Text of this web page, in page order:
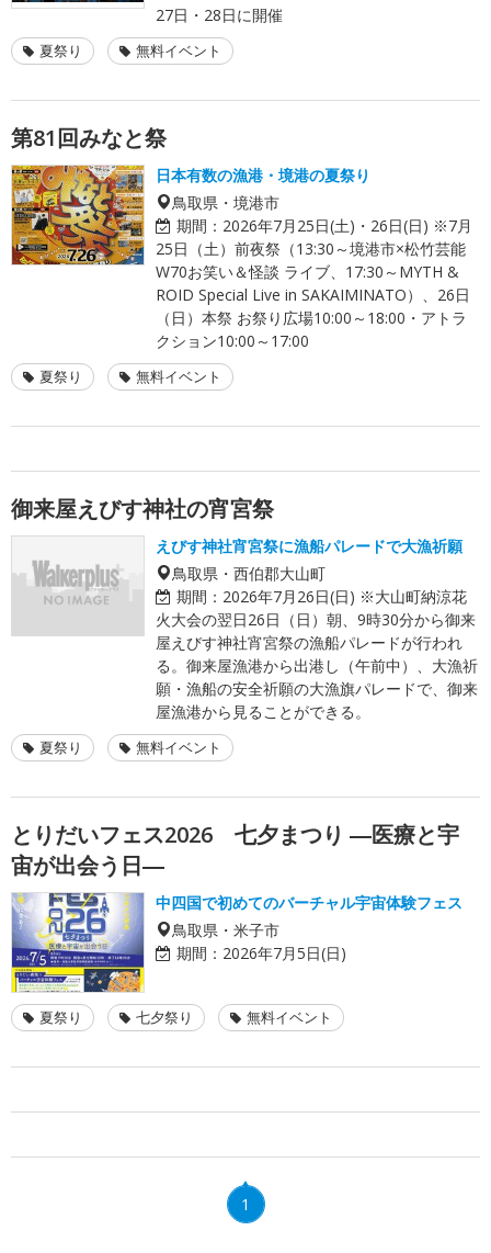
27日・28日に開催
夏祭り 無料イベント
第81回みなと祭
日本有数の漁港・境港の夏祭り
鳥取県・境港市
期間： 2026年7月25日(土)・26日(日) ※7月
25日（土）前夜祭（13:30～境港市×松竹芸能
W70お笑い＆怪談 ライブ、17:30～MYTH &
ROID Special Live in SAKAIMINATO）、26日
（日）本祭 お祭り広場10:00～18:00・アトラ
クション10:00～17:00
夏祭り 無料イベント
御来屋えびす神社の宵宮祭
えびす神社宵宮祭に漁船パレードで大漁祈願
鳥取県・西伯郡大山町
期間： 2026年7月26日(日) ※大山町納涼花
火大会の翌日26日（日）朝、9時30分から御来
屋えびす神社宵宮祭の漁船パレードが行われ
る。御来屋漁港から出港し（午前中）、大漁祈
願・漁船の安全祈願の大漁旗パレードで、御来
屋漁港から見ることができる。
夏祭り 無料イベント
とりだいフェス2026 七夕まつり ―医療と宇
宙が出会う日―
中四国で初めてのバーチャル宇宙体験フェス
鳥取県・米子市
期間： 2026年7月5日(日)
夏祭り 七夕祭り 無料イベント
1